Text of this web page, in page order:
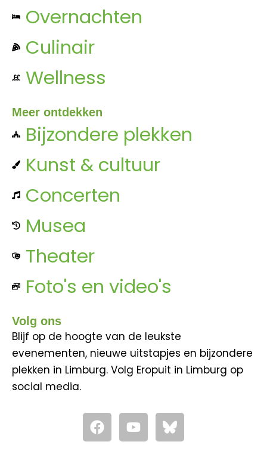
Overnachten
Culinair
Wellness
Meer ontdekken
Bijzondere plekken
Kunst & cultuur
Concerten
Musea
Theater
Foto's en video's
Volg ons
Blijf op de hoogte van de leukste
evenementen, nieuwe uitstapjes en bijzondere
plekken in Limburg. Volg Eropuit in Limburg op
social media.
F
a
c
Y
o
u